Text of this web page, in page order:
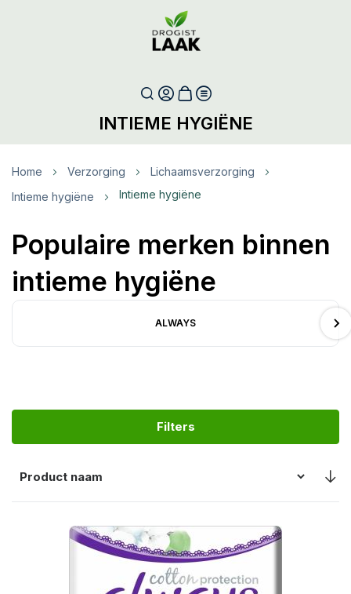
INTIEME HYGIËNE
Home Verzorging
Lichaamsverzorging
Intieme hygiëne
Intieme hygiëne
Populaire merken binnen
intieme hygiëne
ALWAYS
Filters